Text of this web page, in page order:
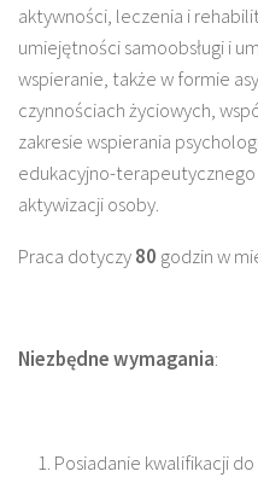
aktywności, leczenia i
umiejętności samoobsługi i
wspieranie, także w formie
czynnościach życiowych,
zakresie wspierania
edukacyjno-
aktywizacji osoby.
Praca dotyczy80 godzin w
Niezbędne wymagania:
Posiadanie kwalifikacji